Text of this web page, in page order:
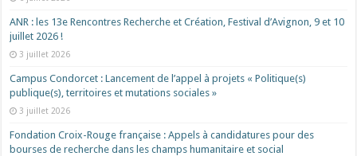
ANR : les 13e Rencontres Recherche et Création, Festival d’Avignon, 9 et 10
juillet 2026 !
3 juillet 2026
Campus Condorcet : Lancement de l’appel à projets « Politique(s)
publique(s), territoires et mutations sociales »
3 juillet 2026
Fondation Croix-Rouge française : Appels à candidatures pour des
bourses de recherche dans les champs humanitaire et social